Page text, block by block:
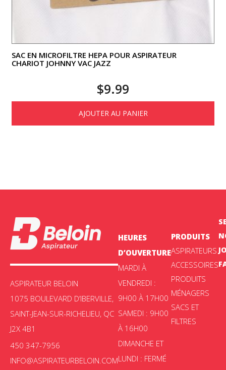
SAC EN MICROFILTRE HEPA POUR ASPIRATEUR
CHARIOT JOHNNY VAC JAZZ
$9.99
AJOUTER AU PANIER
ASPIRATEUR BELOIN
1075 BOULEVARD D’IBERVILLE,
SAINT-JEAN-SUR-RICHELIEU, QC
J2X 4B1
450 347-7956
INFO@ASPIRATEURBELOIN.COM
HEURES
D’OUVERTURE
MARDI À
VENDREDI :
9H00 À 17H00
SAMEDI : 9H00
À 16H00
DIMANCHE ET
LUNDI : FERMÉ
PRODUITS
ASPIRATEURS
ACCESSOIRES
PRODUITS
MÉNAGERS
SACS ET
FILTRES